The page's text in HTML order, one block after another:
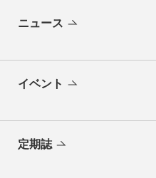
ニュース
イベント
定期誌